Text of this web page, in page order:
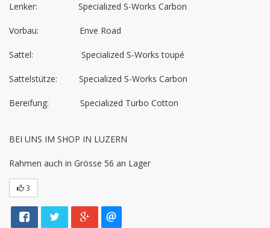
Lenker:                 Specialized S-Works Carbon
Vorbau:                 Enve Road
Sattel:                    Specialized S-Works toupé
Sattelstütze:         Specialized S-Works Carbon
Bereifung:             Specialized Turbo Cotton
BEI UNS IM SHOP IN LUZERN
Rahmen auch in Grösse 56 an Lager
3